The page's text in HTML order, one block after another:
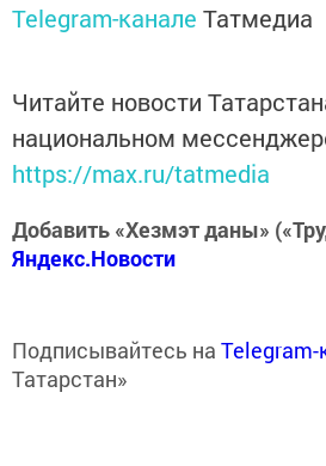
Telegram-канале Татмедиа
Читайте новости
национальном
https://max.ru/tatmedia
Добавить «Хезмэт даны»
Яндекс.Новости
Подписывайтесь на Telegram-
Татарстан»